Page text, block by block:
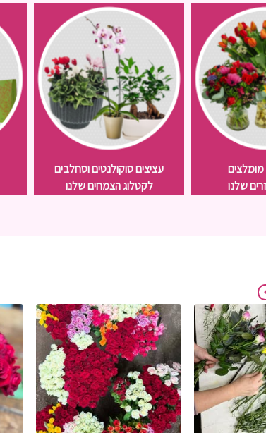
מומלצים
שלנו
עציצים סוקולנטים וסחלבים
לקטלוג הצמחים שלנו